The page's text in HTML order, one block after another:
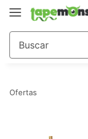
Ofertas